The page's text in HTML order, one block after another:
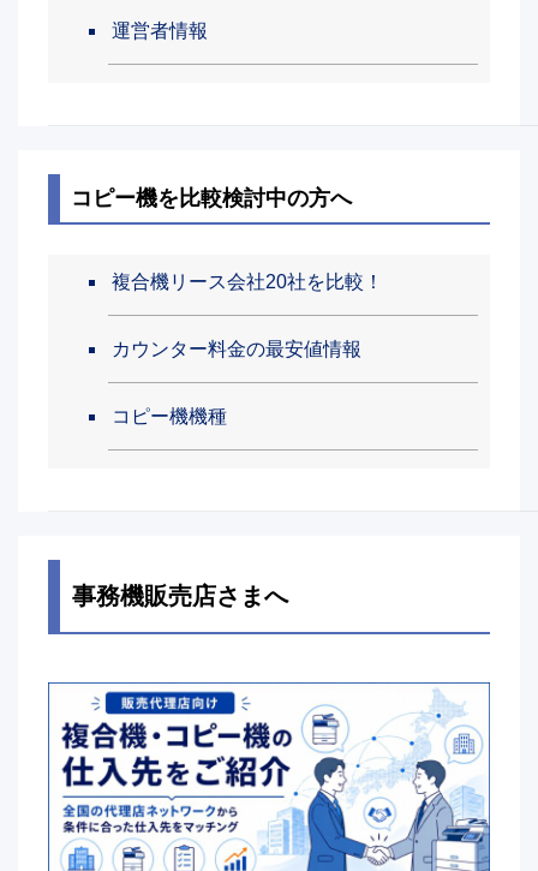
運営者情報
コピー機を比較検討中の方へ
複合機リース会社20社を比較！
カウンター料金の最安値情報
コピー機機種
事務機販売店さまへ